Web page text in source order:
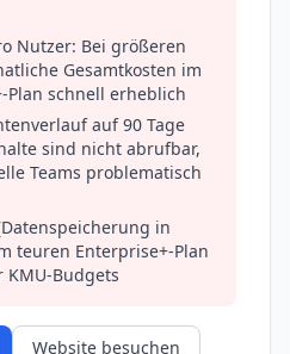
Nutzer: Bei größeren
Gesamtkosten im
Plan schnell erheblich
auf 90 Tage
sind nicht abrufbar,
Teams problematisch
in
teuren Enterprise+-Plan
Budgets
Website besuchen